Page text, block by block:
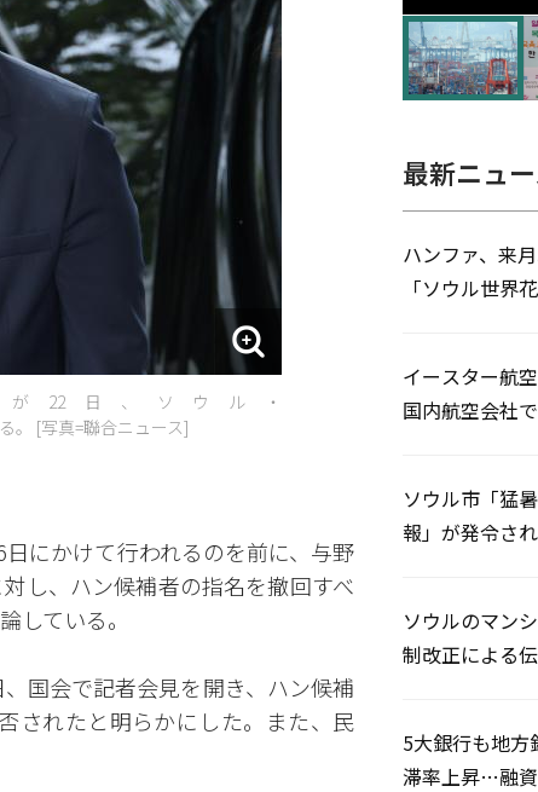
22日、ソウル・
。 [写真=聯合ニュース]
にかけて行われるのを前に、与野
し、ハン候補者の指名を撤回すべ
している。
国会で記者会見を開き、ハン候補
されたと明らかにした。また、民
最大」…輸
最新ニュ
ハンファ、来
「ソウル世界
イースター航
国内航空会社
ソウル市「猛
報」が発令さ
ソウルのマン
制改正による
5大銀行も地方
滞率上昇…融